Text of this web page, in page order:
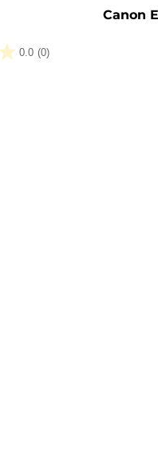
Canon
0.0 (0)